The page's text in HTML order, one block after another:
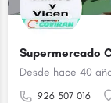
Supermercado
Desde hace 40
926 507 016